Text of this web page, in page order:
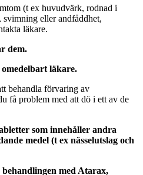
(t ex huvudvärk, rodnad i
svimning eller andfåddhet,
läkare.
dem.
läkare.
behandla förvaring av
få problem med att dö i ett av de
som innehåller andra
medel (t ex nässelutslag och
med Atarax,